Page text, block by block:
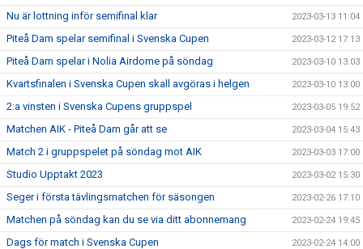
Nu är lottning inför semifinal klar 2023-03-13 11:04
Piteå Dam spelar semifinal i Svenska Cupen 2023-03-12 17:13
Piteå Dam spelar i Nolia Airdome på söndag 2023-03-10 13:03
Kvartsfinalen i Svenska Cupen skall avgöras i helgen 2023-03-10 13:00
2:a vinsten i Svenska Cupens gruppspel 2023-03-05 19:52
Matchen AIK - Piteå Dam går att se 2023-03-04 15:43
Match 2 i gruppspelet på söndag mot AIK 2023-03-03 17:00
Studio Upptakt 2023 2023-03-02 15:30
Seger i första tävlingsmatchen för säsongen 2023-02-26 17:10
Matchen på söndag kan du se via ditt abonnemang 2023-02-24 19:45
Dags för match i Svenska Cupen 2023-02-24 14:00